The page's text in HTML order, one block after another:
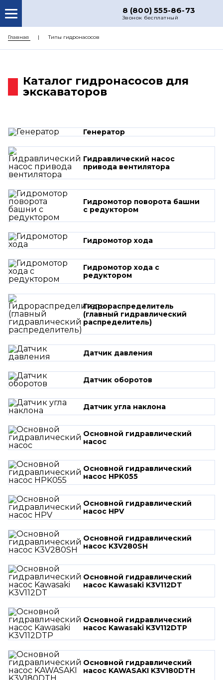
8 (800) 555-86-73
Звонок бесплатный
ДОСТАВКА
КОНТАКТЫ
Главная Типы гидронасосов
Каталог гидронасосов для
экскаваторов
Генератор
Гидравлический насос
привода вентилятора
Гидромотор поворота башни
с редуктором
Гидромотор хода
Гидромотор хода с
редуктором
Гидрораспределитель
(главный гидравлический
распределитель)
Датчик давления
Датчик оборотов
Датчик угла наклона
Основной гидравлический
насос
Основной гидравлический
насос HPK055
Основной гидравлический
насос HPV
Основной гидравлический
насос K3V280SH
Основной гидравлический
насос Kawasaki K3V112DT
Основной гидравлический
насос Kawasaki K3V112DTP
Основной гидравлический
насос KAWASAKI K3V180DTH